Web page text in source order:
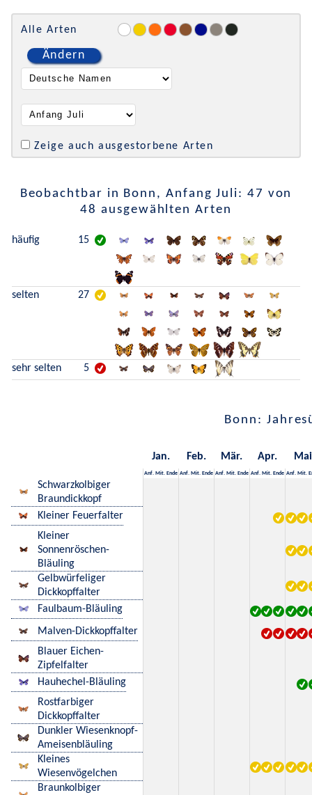
Alle Arten
Ändern
Zeige auch ausgestorbene Arten
Beobachtbar in Bonn, Anfang Juli: 47 von
48 ausgewählten Arten
häufig 15
selten 27
sehr selten 5
Bonn:
Jan. Feb. Mär. Apr. Mai
Anf. Mit. Ende Anf. Mit. Ende Anf. Mit. Ende Anf. Mit. Ende Anf. Mit.
Schwarzkolbiger
Braundickkopf
Kleiner Feuerfalter
Kleiner
Sonnenröschen-
Bläuling
Gelbwürfeliger
Dickkopffalter
Faulbaum-Bläuling
Malven-Dickkopffalter
Blauer Eichen-
Zipfelfalter
Hauhechel-Bläuling
Rostfarbiger
Dickkopffalter
Dunkler Wiesenknopf-
Ameisenbläuling
Kleines
Wiesenvögelchen
Braunkolbiger